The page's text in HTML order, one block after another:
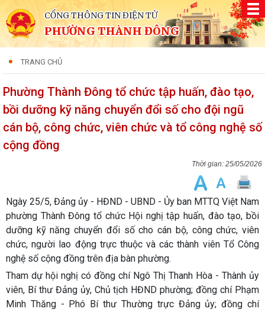
CỔNG THÔNG TIN ĐIỆN TỬ
PHƯỜNG THÀNH ĐÔNG
TRANG CHỦ
Phường Thành Đông tổ chức tập huấn, đào tạo,
bồi dưỡng kỹ năng chuyển đổi số cho đội ngũ
cán bộ, công chức, viên chức và tổ công nghệ số
cộng đồng
25/05/2026
Ngày 25/5, Đảng ủy - HĐND - UBND - Ủy ban MTTQ Việt Nam
phường Thành Đông tổ chức Hội nghị tập huấn, đào tạo, bồi
dưỡng kỹ năng chuyển đổi số cho cán bộ, công chức, viên
chức, người lao động trực thuộc và các thành viên Tổ Công
nghệ số cộng đồng trên địa bàn phường.
Tham dự hội nghị có đồng chí Ngô Thị Thanh Hòa - Thành ủy
viên, Bí thư Đảng ủy, Chủ tịch HĐND phường; đồng chí Phạm
Minh Thăng - Phó Bí thư Thường trực Đảng ủy; đồng chí